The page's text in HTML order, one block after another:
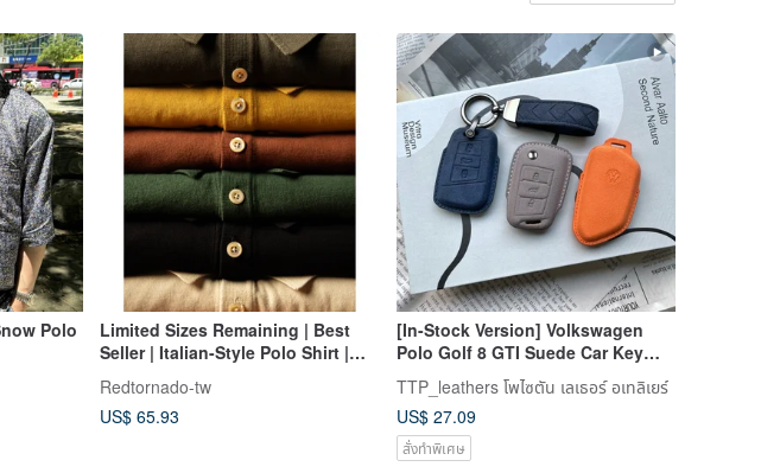
Polo
Limited Sizes Remaining | Best
Seller | Italian-Style Polo Shirt |
Short Sleeve | Lightweight | Triple-
Stitched Polo Shirt
Redtornado-tw
US$ 65.93
[In-Stock Version] Volkswagen
Polo Golf 8 GTI Suede Car Key
Case
TTP_leathers โพไซตัน เลเธอร์ อเทลิเยร์
US$ 27.09
สั่งทำพิเศษ